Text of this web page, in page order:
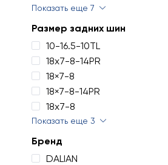
Показать еще 7
Размер задних шин
10-16.5-10TL
18x7-8-14PR
18×7-8
18×7-8-14PR
18х7-8
Показать еще 3
Бренд
DALIAN